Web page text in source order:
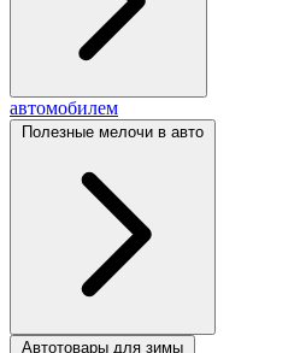
автомобилем
Полезные мелочи в авто
Автотовары для зимы